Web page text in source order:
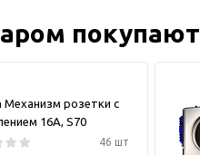
покупают
Механизм розетки с
16А, S70
46 шт